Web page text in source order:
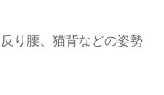
り腰、猫背などの姿勢